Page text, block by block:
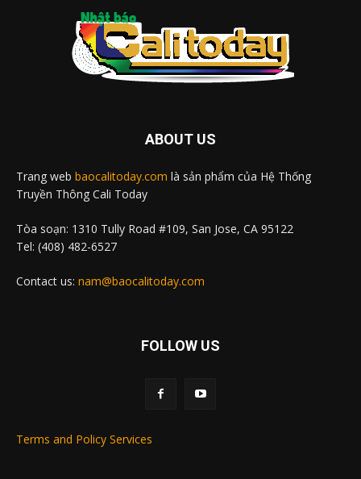
ABOUT US
Trang web baocalitoday.com là sản phẩm của Hệ Thống
Truyền Thông Cali Today
Tòa soạn: 1310 Tully Road #109, San Jose, CA 95122
Tel: (408) 482-6527
Contact us: nam@baocalitoday.com
FOLLOW US
Terms and Policy Services